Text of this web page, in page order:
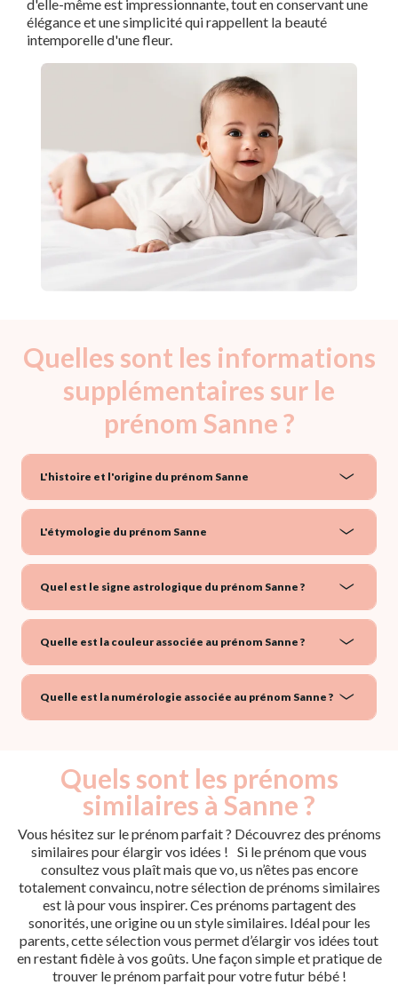
d'elle-même est impressionnante, tout en conservant une
élégance et une simplicité qui rappellent la beauté
intemporelle d'une fleur.
Quelles sont les informations
supplémentaires sur le
prénom Sanne ?
L'histoire et l'origine du prénom Sanne
L'étymologie du prénom Sanne
Quel est le signe astrologique du prénom Sanne ?
Quelle est la couleur associée au prénom Sanne ?
Quelle est la numérologie associée au prénom Sanne ?
Quels sont les prénoms
similaires à Sanne ?
Vous hésitez sur le prénom parfait ? Découvrez des prénoms
similaires pour élargir vos idées ! Si le prénom que vous
consultez vous plaît mais que vo, us n’êtes pas encore
totalement convaincu, notre sélection de prénoms similaires
est là pour vous inspirer. Ces prénoms partagent des
sonorités, une origine ou un style similaires. Idéal pour les
parents, cette sélection vous permet d’élargir vos idées tout
en restant fidèle à vos goûts. Une façon simple et pratique de
trouver le prénom parfait pour votre futur bébé !